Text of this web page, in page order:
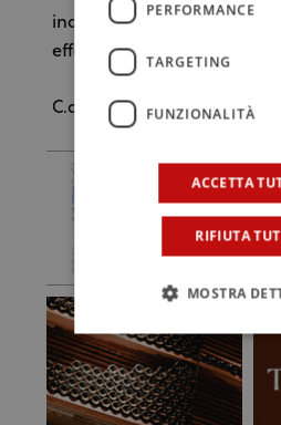
indispensabile, perché non
effetti dei cambiamenti
C.d.G.
PERFORMANCE
TARGETING
FUNZIONALITÀ
ACCETTA
RIFIUTA
MOSTRA